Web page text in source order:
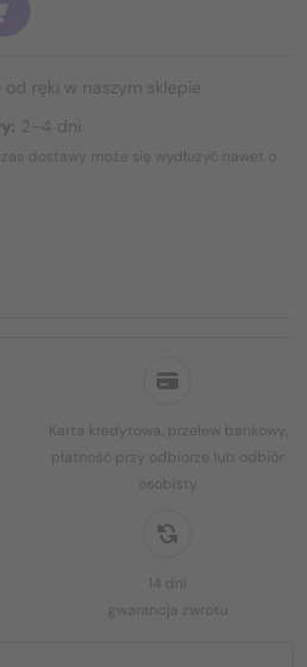
Karta kredytowa, przelew bankowy,
płatność przy odbiorze lub odbiór
osobisty
14 dni
gwarancja zwrotu
ręki w naszym sklepie
2–4 dni
dostawy może się wydłużyć nawet o